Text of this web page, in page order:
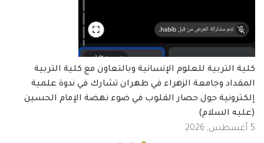
كلية التربية للعلوم الإنسانية وبالتعاون مع كلية التربية
المقداد وجامعة الزهراء في طهران تشارك في ندوة علمية
إلكترونية حول حصار القلوب في ضوء نهضة الإمام الحسين
(عليه السلام)
5 أغسطس, 2026